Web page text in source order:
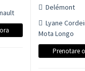
Delémont
Lyane
Mota Longo
Prenotare